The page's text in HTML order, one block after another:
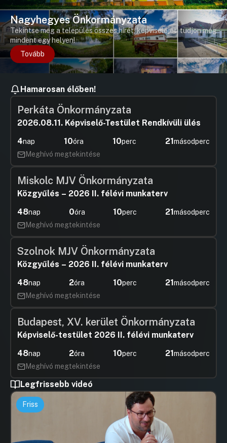
Nagyhegyes Önkormányzata
Tekintse meg a település összes hírét, képviselőjét, tudjon meg
mindent egy helyen!
Tovább
Hamarosan élőben!
Perkáta Önkormányzata
2026.08.11. Képviselő-Testület Rendkívüli ülés
4nap 10óra 10perc 21másodperc
Meghívó megtekintése
Miskolc MJV Önkormányzata
Közgyűlés – 2026 II. félévi munkaterv
48nap 0óra 10perc 21másodperc
Meghívó megtekintése
Szolnok MJV Önkormányzata
Közgyűlés – 2026 II. félévi munkaterv
48nap 2óra 10perc 21másodperc
Meghívó megtekintése
Budapest, XV. kerület Önkormányzata
Képviselő-testület 2026 II. félévi munkaterv
48nap 2óra 10perc 21másodperc
Meghívó megtekintése
Legfrissebb videó
Friss